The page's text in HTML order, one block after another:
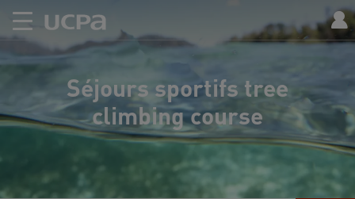
Séjours sportifs tree
climbing course